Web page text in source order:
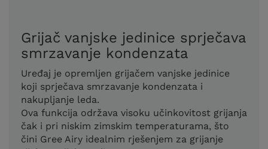
Grijač vanjske jedinice sprječava
smrzavanje kondenzata
Uređaj je opremljen grijačem vanjske jedinice
koji sprječava smrzavanje kondenzata i
nakupljanje leda.
Ova funkcija održava visoku učinkovitost grijanja
čak i pri niskim zimskim temperaturama, što
čini Gree Airy idealnim rješenjem za grijanje